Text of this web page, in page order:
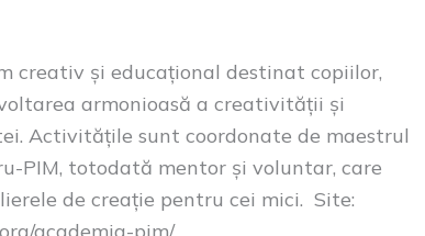
creativ și educațional destinat copiilor,
armonioasă a creativității și
Activitățile sunt coordonate de maestrul
PIM, totodată mentor și voluntar, care
de creație pentru cei mici. Site: